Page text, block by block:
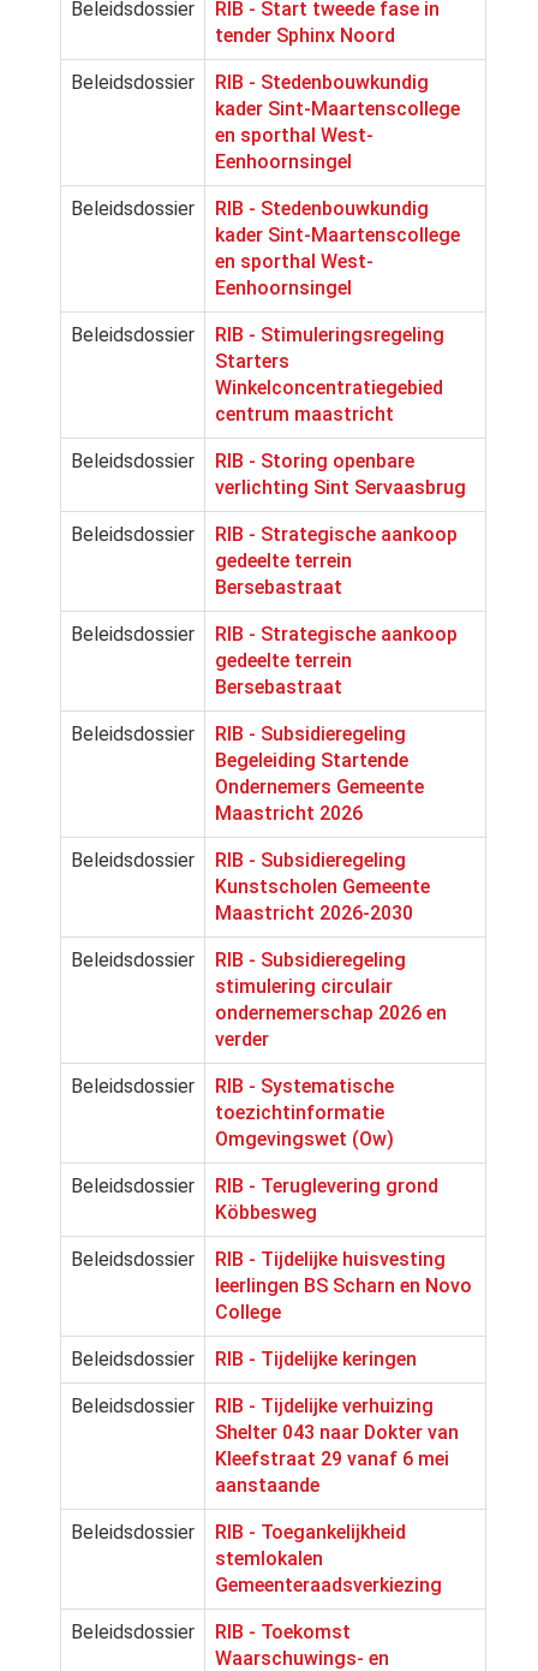
Beleidsdossier
RIB - Start tweede fase in
tender Sphinx Noord
Beleidsdossier
RIB - Stedenbouwkundig
kader Sint-Maartenscollege
en sporthal West-
Eenhoornsingel
Beleidsdossier
RIB - Stedenbouwkundig
kader Sint-Maartenscollege
en sporthal West-
Eenhoornsingel
Beleidsdossier
RIB - Stimuleringsregeling
Starters
Winkelconcentratiegebied
centrum maastricht
Beleidsdossier
RIB - Storing openbare
verlichting Sint Servaasbrug
Beleidsdossier
RIB - Strategische aankoop
gedeelte terrein
Bersebastraat
Beleidsdossier
RIB - Strategische aankoop
gedeelte terrein
Bersebastraat
Beleidsdossier
RIB - Subsidieregeling
Begeleiding Startende
Ondernemers Gemeente
Maastricht 2026
Beleidsdossier
RIB - Subsidieregeling
Kunstscholen Gemeente
Maastricht 2026-2030
Beleidsdossier
RIB - Subsidieregeling
stimulering circulair
ondernemerschap 2026 en
verder
Beleidsdossier
RIB - Systematische
toezichtinformatie
Omgevingswet (Ow)
Beleidsdossier
RIB - Teruglevering grond
Köbbesweg
Beleidsdossier
RIB - Tijdelijke huisvesting
leerlingen BS Scharn en Novo
College
Beleidsdossier RIB - Tijdelijke keringen
Beleidsdossier
RIB - Tijdelijke verhuizing
Shelter 043 naar Dokter van
Kleefstraat 29 vanaf 6 mei
aanstaande
Beleidsdossier
RIB - Toegankelijkheid
stemlokalen
Gemeenteraadsverkiezing
Beleidsdossier
RIB - Toekomst
Waarschuwings- en